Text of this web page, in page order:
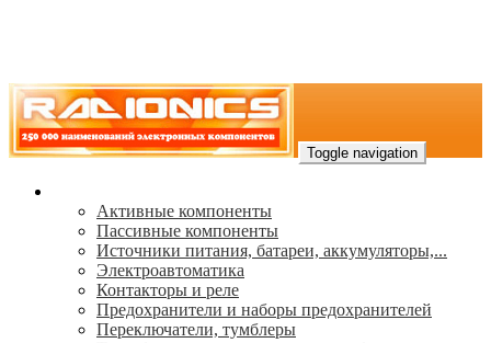
Toggle navigation
Активные компоненты
Пассивные компоненты
Источники питания, батареи, аккумуляторы,...
Электроавтоматика
Контакторы и реле
Предохранители и наборы предохранителей
Переключатели, тумблеры